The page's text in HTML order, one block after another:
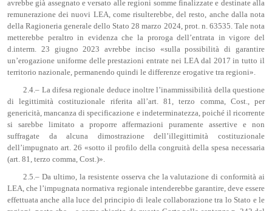
avrebbe già assegnato e versato alle regioni somme finalizzate e destinate alla
remunerazione dei nuovi LEA, come risulterebbe, del resto, anche dalla nota
della Ragioneria generale dello Stato 28 marzo 2024, prot. n. 63535. Tale nota
metterebbe peraltro in evidenza che la proroga dell’entrata in vigore del
d.interm. 23 giugno 2023 avrebbe inciso «sulla possibilità di garantire
un’erogazione uniforme delle prestazioni entrate nei LEA dal 2017 in tutto il
territorio nazionale, permanendo quindi le differenze erogative tra regioni».
2.4.– La difesa regionale deduce inoltre l’inammissibilità della questione
di legittimità costituzionale riferita all’art. 81, terzo comma, Cost., per
genericità, mancanza di specificazione e indeterminatezza, poiché il ricorrente
si sarebbe limitato a proporre affermazioni puramente assertive e non
suffragate da alcuna dimostrazione dell’illegittimità costituzionale
dell’impugnato art. 26 «sotto il profilo della congruità della spesa necessaria
(art. 81, terzo comma, Cost.)».
2.5.– Da ultimo, la resistente osserva che la valutazione di conformità ai
LEA, che l’impugnata normativa regionale intenderebbe garantire, deve essere
effettuata anche alla luce del principio di leale collaborazione tra lo Stato e le